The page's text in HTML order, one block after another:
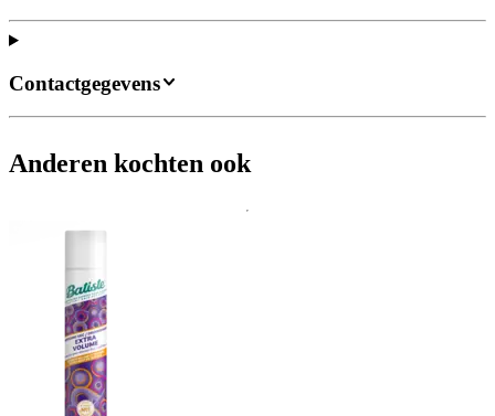
Contactgegevens
Anderen kochten ook